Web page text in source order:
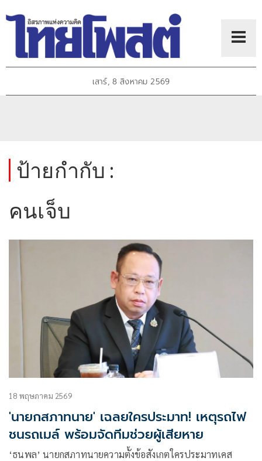
เสาร์, 8 สิงหาคม 2569
ป้ายกำกับ :
คนเจ็บ
18 พฤษภาคม 2569
'นายกสภาทนาย' เฉลยใครประมาท! เหตุรถไฟ
ชนรถเมล์ พร้อมจัดทีมช่วยผู้เสียหาย
‘ธนพล’ นายกสภาทนายความตั้งข้อสังเกตใครประมาทเคส